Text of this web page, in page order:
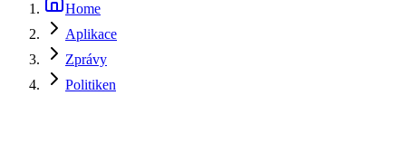
Home
Aplikace
Zprávy
Politiken